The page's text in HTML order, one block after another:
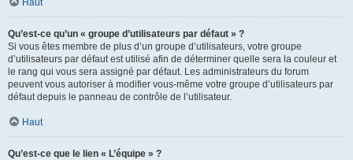
Haut
Qu’est-ce qu’un « groupe d’utilisateurs par défaut » ?
Si vous êtes membre de plus d’un groupe d’utilisateurs, votre groupe
d’utilisateurs par défaut est utilisé afin de déterminer quelle sera la couleur et
le rang qui vous sera assigné par défaut. Les administrateurs du forum
peuvent vous autoriser à modifier vous-même votre groupe d’utilisateurs par
défaut depuis le panneau de contrôle de l’utilisateur.
Haut
Qu’est-ce que le lien « L’équipe » ?